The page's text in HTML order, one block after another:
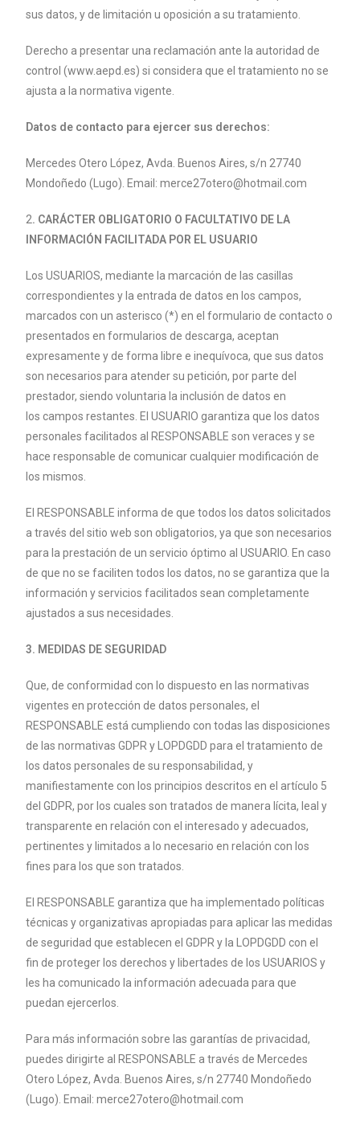
sus datos,y de limitación u oposición a su tratamiento.
Derecho a presentar una reclamación ante la autoridad de
control(www.aepd.es) si considera que el tratamiento no se
ajusta a lanormativa vigente.
Datos de contacto para ejercer sus derechos:
Mercedes Otero López, Avda. Buenos Aires, s/n 27740
Mondoñedo (Lugo). Email:merce27otero@hotmail.com
2. CARÁCTER OBLIGATORIO O FACULTATIVO DE LA
INFORMACIÓN FACILITADA POR EL USUARIO
Los USUARIOS, mediante la marcación de las casillas
correspondientes y laentrada de datos en los campos,
marcados con un asterisco (*) en el formulario de contacto o
presentados en formularios de descarga, aceptan
expresamentey de forma libre e inequívoca, que sus datos
son necesarios para atender supetición, por parte del
prestador, siendo voluntaria la inclusión de datos en
los campos restantes. El USUARIO garantiza que los datos
personales facilitados al RESPONSABLE son veraces y se
hace responsable de comunicar cualquiermodificación de
los mismos.
El RESPONSABLE informa de que todos los datos solicitados
a través del sitio webson obligatorios, ya que son necesarios
para la prestación de un servicio óptimo al USUARIO. En caso
de que no se faciliten todos los datos, no se garantiza que la
información y servicios facilitados sean completamente
ajustados a susnecesidades.
3. MEDIDAS DE SEGURIDAD
Que, de conformidad con lo dispuesto en las normativas
vigentes en protección de datos personales, el
RESPONSABLE está cumpliendo con todas las disposiciones
de las normativas GDPR y LOPDGDD para el tratamiento de
los datos personales de su responsabilidad, y
manifiestamente con los principios descritos en el artículo 5
del GDPR, por los cuales son tratados de manera lícita, leal y
transparente en relación con el interesado y adecuados,
pertinentes y limitados a lo necesario en relación con los
fines para los que son tratados.
El RESPONSABLE garantiza que ha implementado políticas
técnicas y organizativas apropiadas para aplicar las medidas
de seguridad queestablecen el GDPR y la LOPDGDD con el
fin de proteger los derechos y libertades de los USUARIOS y
les ha comunicado la información adecuada para que
puedan ejercerlos.
Para más información sobre las garantías de privacidad,
puedes dirigirte al RESPONSABLE a través de Mercedes
Otero López, Avda. Buenos Aires, s/n 27740 Mondoñedo
(Lugo). Email: merce27otero@hotmail.com